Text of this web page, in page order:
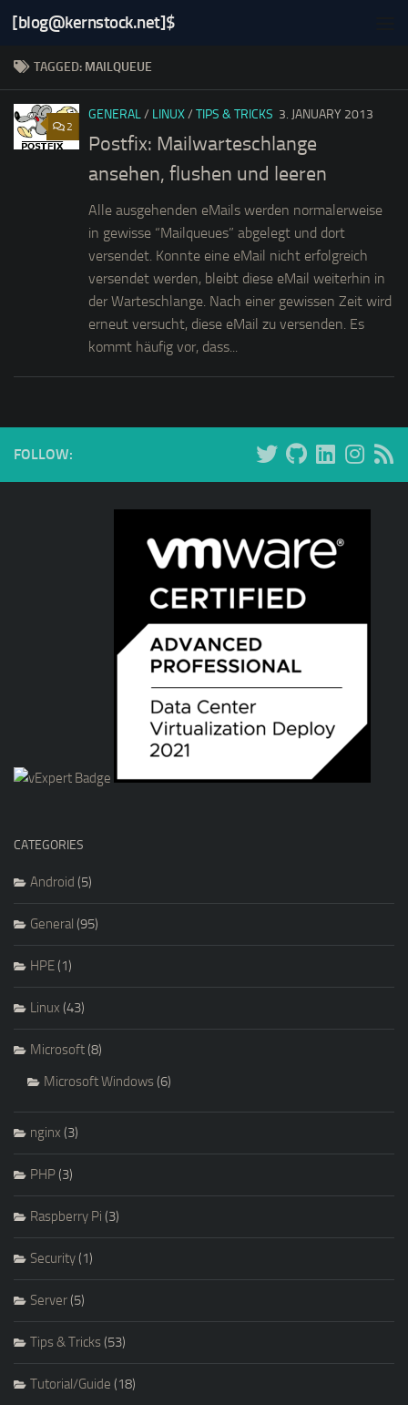
Skip to content
[blog@kernstock.net]$
TAGGED: MAILQUEUE
2
GENERAL/ LINUX/ TIPS & TRICKS 3. JANUARY 2013
Postfix: Mailwarteschlange
ansehen, flushen und leeren
Alle ausgehenden eMails werden normalerweise
in gewisse “Mailqueues” abgelegt und dort
versendet. Konnte eine eMail nicht erfolgreich
versendet werden, bleibt diese eMail weiterhin in
der Warteschlange. Nach einer gewissen Zeit wird
erneut versucht, diese eMail zu versenden. Es
kommt häufig vor, dass...
FOLLOW:
CATEGORIES
Android (5)
General (95)
HPE(1)
Linux (43)
Microsoft(8)
Microsoft Windows(6)
nginx (3)
PHP(3)
Raspberry Pi (3)
Security(1)
Server(5)
Tips & Tricks(53)
Tutorial/Guide (18)